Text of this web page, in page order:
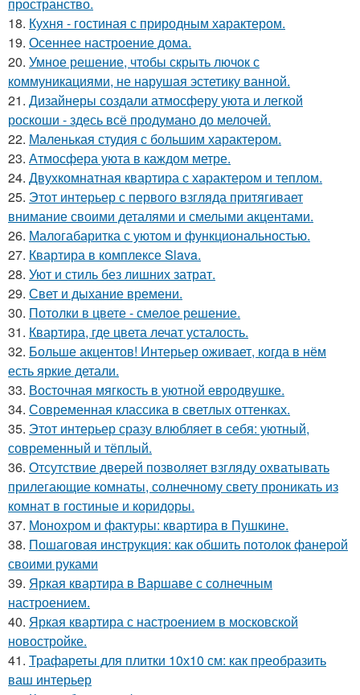
18. Кухня - гостиная с природным характером.
19. Осеннее настроение дома.
20. Умное решение, чтобы скрыть лючок с
коммуникациями, не нарушая эстетику ванной.
21. Дизайнеры создали атмосферу уюта и легкой
роскоши - здесь всё продумано до мелочей.
22. Маленькая студия с большим характером.
23. Атмосфера уюта в каждом метре.
24. Двухкомнатная квартира с характером и теплом.
25. Этот интерьер с первого взгляда притягивает
внимание своими деталями и смелыми акцентами.
26. Малогабаритка с уютом и функциональностью.
27. Квартира в комплексе Slava.
28. Уют и стиль без лишних затрат.
29. Свет и дыхание времени.
30. Потолки в цвете - смелое решение.
31. Квартира, где цвета лечат усталость.
32. Больше акцентов! Интерьер оживает, когда в нём
есть яркие детали.
33. Восточная мягкость в уютной евродвушке.
34. Современная классика в светлых оттенках.
35. Этот интерьер сразу влюбляет в себя: уютный,
современный и тёплый.
36. Отсутствие дверей позволяет взгляду охватывать
прилегающие комнаты, солнечному свету проникать из
комнат в гостиные и коридоры.
37. Монохром и фактуры: квартира в Пушкине.
38. Пошаговая инструкция: как обшить потолок фанерой
своими руками
39. Яркая квартира в Варшаве с солнечным
настроением.
40. Яркая квартира с настроением в московской
новостройке.
41. Трафареты для плитки 10х10 см: как преобразить
ваш интерьер